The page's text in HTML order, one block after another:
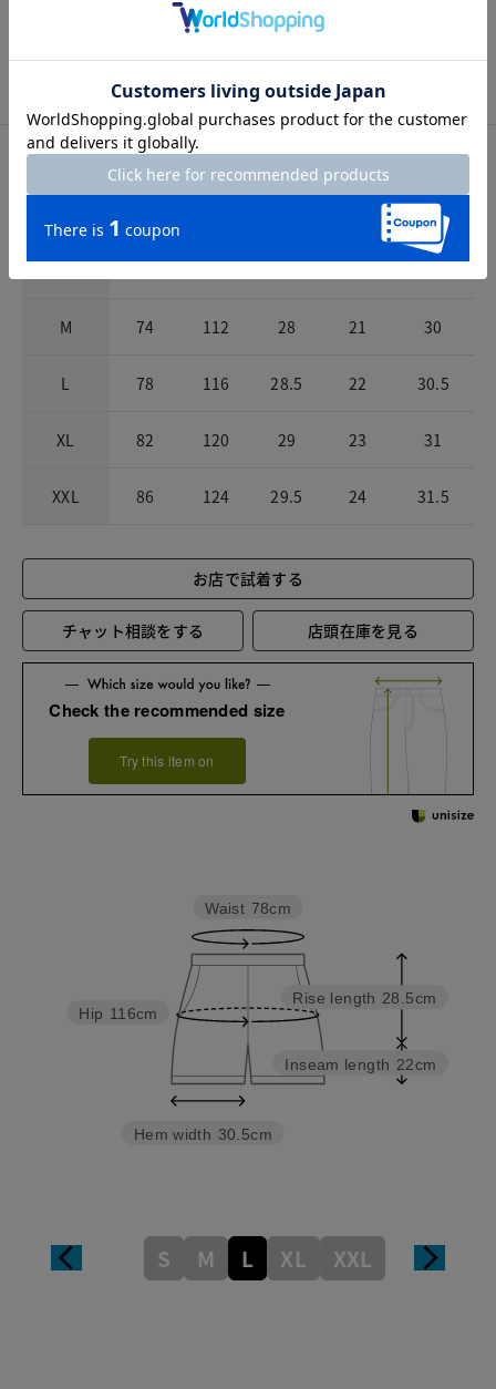
洗濯機可
サイズ詳細 サイズガイドはこちら
パンツ裾幅
M 74 112 28 21 30
L 78 116 28.5 22 30.5
XL 82 120 29 23 31
XXL 86 124 29.5 24 31.5
お店で試着する
チャット相談をする 店頭在庫を見る
Check the recommended size
Try this item on
Rise length 28.5cm
Inseam length 22cm
Hem width 30.5cm
Hip 116cm
Waist 78cm
S M L XL XXL